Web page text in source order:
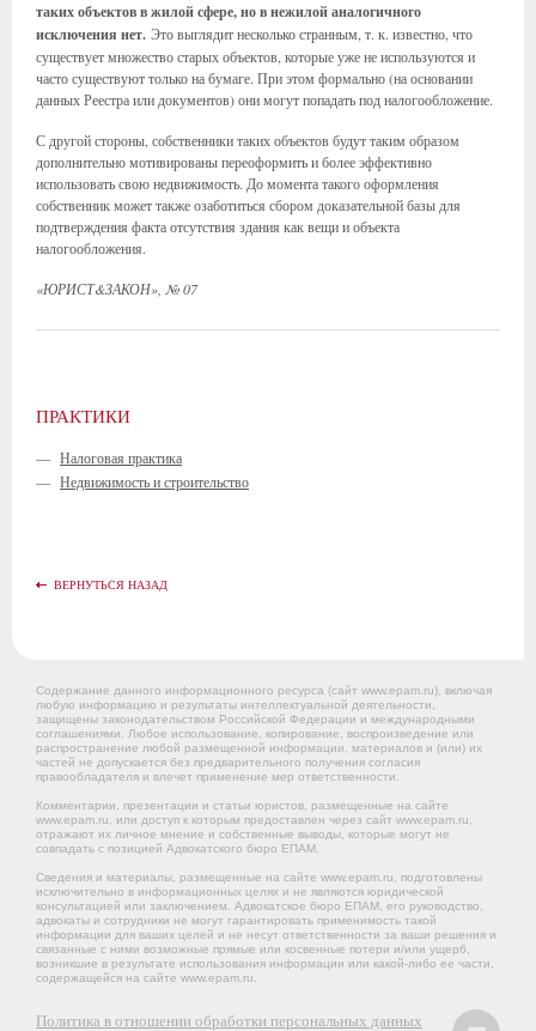
таких объектов в жилой сфере, но в нежилой аналогичного
исключения нет. Это выглядит несколько странным, т. к. известно, что
существует множество старых объектов, которые уже не используются и
часто существуют только на бумаге. При этом формально (на основании
данных Реестра или документов) они могут попадать под налогообложение.
С другой стороны, собственники таких объектов будут таким образом
дополнительно мотивированы переоформить и более эффективно
использовать свою недвижимость. До момента такого оформления
собственник может также озаботиться сбором доказательной базы для
подтверждения факта отсутствия здания как вещи и объекта
налогообложения.
«ЮРИСТ&ЗАКОН» , № 07
ПРАКТИКИ
— Налоговая практика
— Недвижимость и строительство
ВЕРНУТЬСЯ НАЗАД
Содержание данного информационного ресурса (сайт www.epam.ru), включая
любую информацию и результаты интеллектуальной деятельности,
защищены законодательством Российской Федерации и международными
соглашениями. Любое использование, копирование, воспроизведение или
распространение любой размещенной информации, материалов и (или) их
частей не допускается без предварительного получения согласия
правообладателя и влечет применение мер ответственности.
Комментарии, презентации и статьи юристов, размещенные на сайте
www.epam.ru, или доступ к которым предоставлен через сайт www.epam.ru,
отражают их личное мнение и собственные выводы, которые могут не
совпадать с позицией Адвокатского бюро ЕПАМ.
Сведения и материалы, размещенные на сайте www.epam.ru, подготовлены
исключительно в информационных целях и не являются юридической
консультацией или заключением. Адвокатское бюро ЕПАМ, его руководство,
адвокаты и сотрудники не могут гарантировать применимость такой
информации для ваших целей и не несут ответственности за ваши решения и
связанные с ними возможные прямые или косвенные потери и/или ущерб,
возникшие в результате использования информации или какой-либо ее части,
содержащейся на сайте www.epam.ru.
Политика в отношении обработки персональных данных